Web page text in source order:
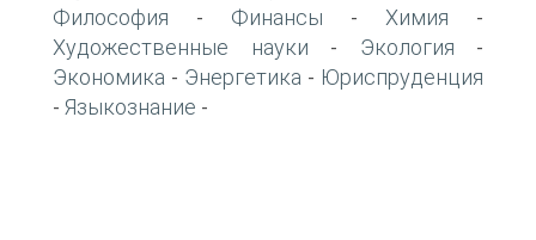
Философия - Финансы - Химия -
Художественные науки - Экология -
Экономика - Энергетика - Юриспруденция
- Языкознание -